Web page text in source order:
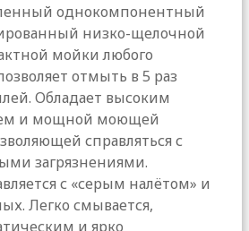
однокомпонентный
низко-щелочной
мойки любого
отмыть в 5 раз
Обладает высоким
и мощной моющей
справляться с
загрязнениями.
с «серым налётом» и
Легко смывается,
и ярко